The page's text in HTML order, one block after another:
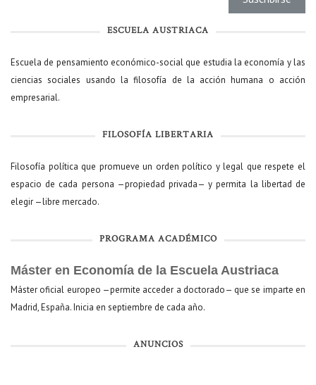
ESCUELA AUSTRIACA
Escuela de pensamiento económico-social que estudia la economía y las
ciencias sociales usando la filosofía de la acción humana o acción
empresarial.
FILOSOFÍA LIBERTARIA
Filosofía política que promueve un orden político y legal que respete el
espacio de cada persona —propiedad privada— y permita la libertad de
elegir —libre mercado.
PROGRAMA ACADÉMICO
Máster en Economía de la Escuela Austriaca
Máster oficial europeo —permite acceder a doctorado— que se imparte en
Madrid, España. Inicia en septiembre de cada año.
ANUNCIOS